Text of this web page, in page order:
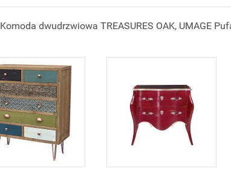
Komoda dwudrzwiowa TREASURES OAK, UMAGE